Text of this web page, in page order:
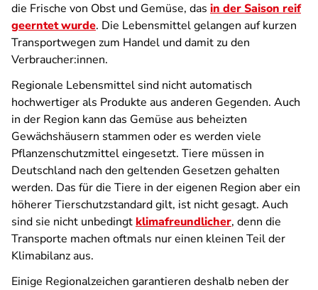
die Frische von Obst und Gemüse, das in der Saison reif
geerntet wurde. Die Lebensmittel gelangen auf kurzen
Transportwegen zum Handel und damit zu den
Verbraucher:innen.
Regionale Lebensmittel sind nicht automatisch
hochwertiger als Produkte aus anderen Gegenden. Auch
in der Region kann das Gemüse aus beheizten
Gewächshäusern stammen oder es werden viele
Pflanzenschutzmittel eingesetzt. Tiere müssen in
Deutschland nach den geltenden Gesetzen gehalten
werden. Das für die Tiere in der eigenen Region aber ein
höherer Tierschutzstandard gilt, ist nicht gesagt. Auch
sind sie nicht unbedingt klimafreundlicher, denn die
Transporte machen oftmals nur einen kleinen Teil der
Klimabilanz aus.
Einige Regionalzeichen garantieren deshalb neben der